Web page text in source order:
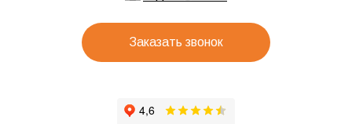
Заказать звонок